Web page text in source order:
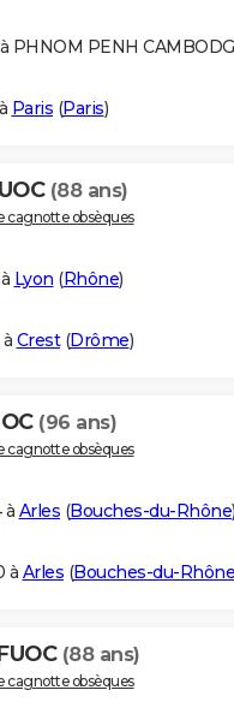
PHNOM PENH
Paris (Paris)
(88 ans)
cagnotte obsèques
Lyon (Rhône)
Crest(Drôme)
(96 ans)
cagnotte obsèques
à Arles (Bouches-du-Rhône)
à Arles (Bouches-du-Rhône
(88 ans)
cagnotte obsèques